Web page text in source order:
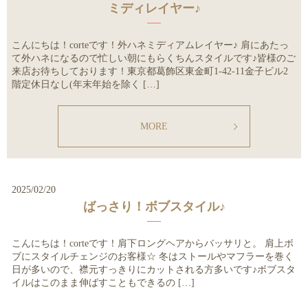
ミディレイヤー♪
こんにちは！corteです！外ハネミディアムレイヤー♪ 肩にあたっ
て外ハネになるので忙しい朝にもらくちんスタイルです♪皆様のご
来店お待ちしております！東京都葛飾区東金町1-42-11金子ビル2
階定休日なし(年末年始を除く […]
MORE
2025/02/20
ばっさり！ボブスタイル♪
こんにちは！corteです！肩下ロングヘアからバッサリと。 肩上ボ
ブにスタイルチェンジのお客様☆ 冬はストールやマフラーを巻く
日が多いので、襟元すっきりにカットされる方多いです♪ボブスタ
イルはこのまま伸ばすこともできるの […]